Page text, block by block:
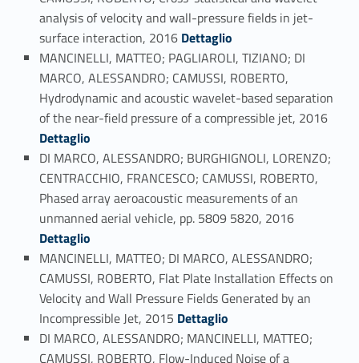
analysis of velocity and wall-pressure fields in jet-
surface interaction, 2016 Link identifier #identifier_person_57304-50
Dettaglio
MANCINELLI, MATTEO; PAGLIAROLI, TIZIANO; DI
MARCO, ALESSANDRO; CAMUSSI, ROBERTO,
Hydrodynamic and acoustic wavelet-based separation
of the near-field pressure of a compressible jet, 2016
Dettaglio
DI MARCO, ALESSANDRO; BURGHIGNOLI, LORENZO;
CENTRACCHIO, FRANCESCO; CAMUSSI, ROBERTO,
Phased array aeroacoustic measurements of an
unmanned aerial vehicle, pp. 5809 5820, 2016
Dettaglio
MANCINELLI, MATTEO; DI MARCO, ALESSANDRO;
CAMUSSI, ROBERTO, Flat Plate Installation Effects on
Velocity and Wall Pressure Fields Generated by an
Incompressible Jet, 2015 Link identifier #identifier_person_178723-53
Dettaglio
DI MARCO, ALESSANDRO; MANCINELLI, MATTEO;
CAMUSSI, ROBERTO, Flow-Induced Noise of a